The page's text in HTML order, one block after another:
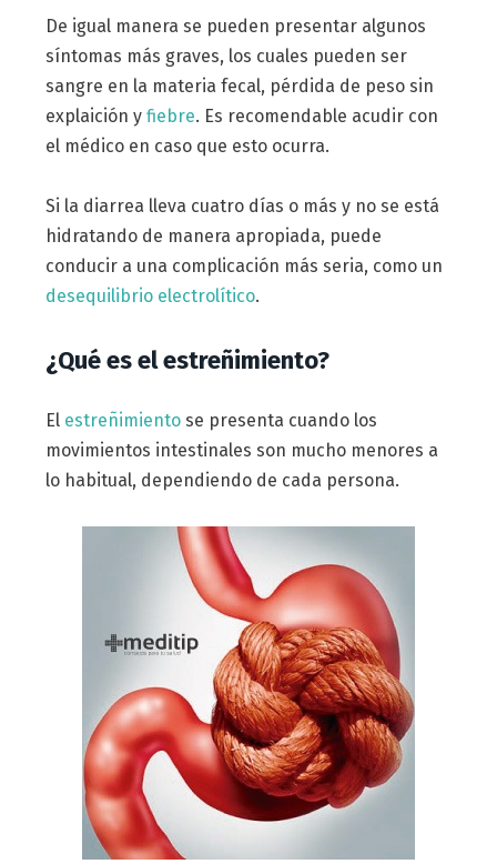
De igual manera se pueden presentar algunos
síntomas más graves, los cuales pueden ser
sangre en la materia fecal, pérdida de peso sin
explaición y fiebre. Es recomendable acudir con
el médico en caso que esto ocurra.
Si la diarrea lleva cuatro días o más y no se está
hidratando de manera apropiada, puede
conducir a una complicación más seria, como un
desequilibrio electrolítico.
¿Qué es el estreñimiento?
El estreñimientose presenta cuando los
movimientos intestinales son mucho menores a
lo habitual, dependiendo de cada persona.